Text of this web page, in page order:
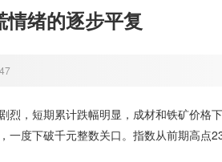
绪的逐步平复
烈，短期累计跌幅明显，成材和铁矿价格
一度下破千元整数关口。指数从前期高